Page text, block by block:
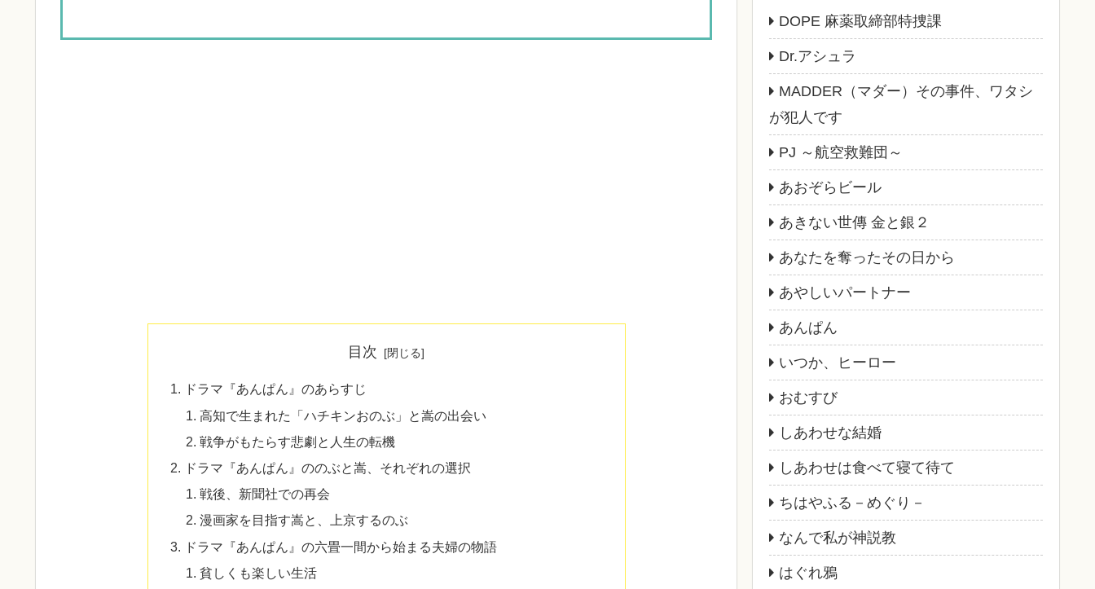
目次
ドラマ『あんぱん』のあらすじ
高知で生まれた「ハチキンおのぶ」と嵩の出会い
戦争がもたらす悲劇と人生の転機
ドラマ『あんぱん』ののぶと嵩、それぞれの選択
戦後、新聞社での再会
漫画家を目指す嵩と、上京するのぶ
ドラマ『あんぱん』の六畳一間から始まる夫婦の物語
貧しくも楽しい生活
DOPE 麻薬取締部特捜課
Dr.アシュラ
MADDER（マダー）その事件、ワタシ
が犯人です
PJ ～航空救難団～
あおぞらビール
あきない世傳 金と銀２
あなたを奪ったその日から
あやしいパートナー
あんぱん
いつか、ヒーロー
おむすび
しあわせな結婚
しあわせは食べて寝て待て
ちはやふる－めぐり－
なんで私が神説教
はぐれ鴉